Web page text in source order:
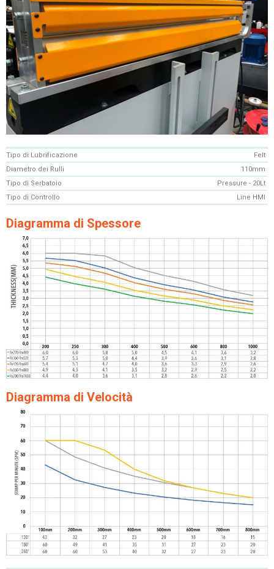
Tipo di Lubrificazione
Felt
Diametro dei Rulli
110mm
Tipo di Serbatoio
Pressure - 20Lt
Tipo di Controllo
Line HMI
Diagramma di Spessore
Diagramma di Velocità